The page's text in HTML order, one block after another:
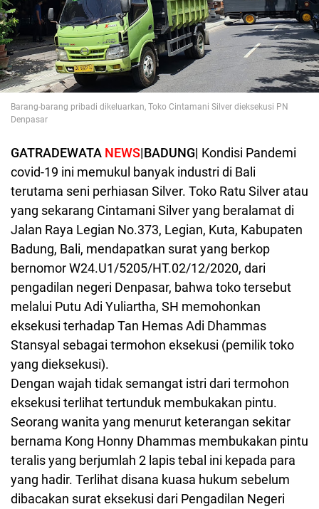
Barang-barang pribadi dikeluarkan, Toko Cintamani Silver dieksekusi PN
Denpasar
GATRADEWATA NEWS|BADUNG| Kondisi Pandemi
covid-19 ini memukul banyak industri di Bali
terutama seni perhiasan Silver. Toko Ratu Silver atau
yang sekarang Cintamani Silver yang beralamat di
Jalan Raya Legian No.373, Legian, Kuta, Kabupaten
Badung, Bali, mendapatkan surat yang berkop
bernomor W24.U1/5205/HT.02/12/2020, dari
pengadilan negeri Denpasar, bahwa toko tersebut
melalui Putu Adi Yuliartha, SH memohonkan
eksekusi terhadap Tan Hemas Adi Dhammas
Stansyal sebagai termohon eksekusi (pemilik toko
yang dieksekusi).
Dengan wajah tidak semangat istri dari termohon
eksekusi terlihat tertunduk membukakan pintu.
Seorang wanita yang menurut keterangan sekitar
bernama Kong Honny Dhammas membukakan pintu
teralis yang berjumlah 2 lapis tebal ini kepada para
yang hadir. Terlihat disana kuasa hukum sebelum
dibacakan surat eksekusi dari Pengadilan Negeri